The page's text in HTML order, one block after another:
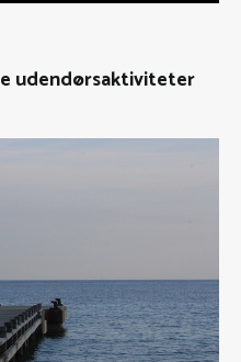
udendørsaktiviteter